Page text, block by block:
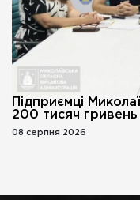
Підприємці
200 тисяч гривень
08 серпня 2026